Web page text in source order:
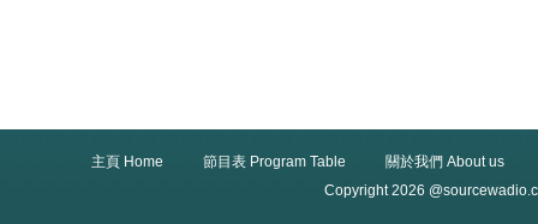
主頁 Home 節目表 Program Table
關於我們 About us
Copyright 2026